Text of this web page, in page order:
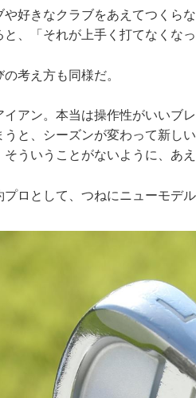
や好きなクラブをあえてつくら
と、「それが上手く打てなくな
考え方も同様だ。
イアン。本当は操作性がいいブ
うと、シーズンが変わって新し
そういうことがないように、あ
プロとして、つねにニューモデ